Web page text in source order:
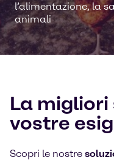
l’alimentazione, la
animali
La migliori
vostre
Scopri le nostre